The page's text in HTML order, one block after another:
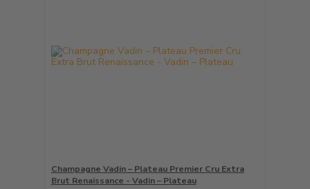
Champagne Vadin – Plateau Premier Cru Extra
Brut Renaissance - Vadin – Plateau